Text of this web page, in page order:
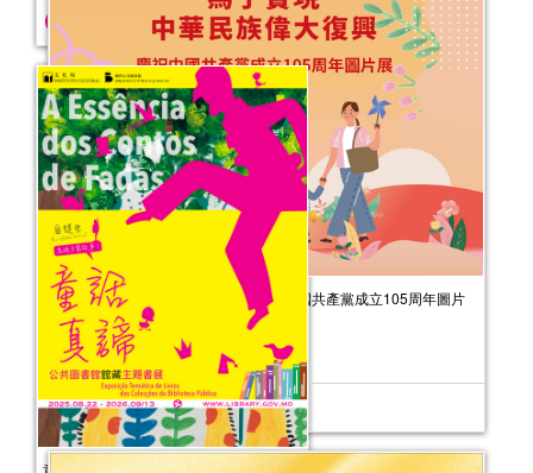
為了實現中華民族偉大復興——慶祝中國共產黨成立105周年圖片
展
活動日期： 2026年07月31日
2025年“書香伴成長”親子閱讀推廣活動
（10-12月）
活動日期：2025年10月04日
報名結束